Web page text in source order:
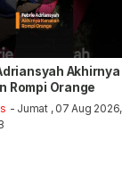
Akhirnya
Rompi Orange
- Jumat , 07 Aug 2026,